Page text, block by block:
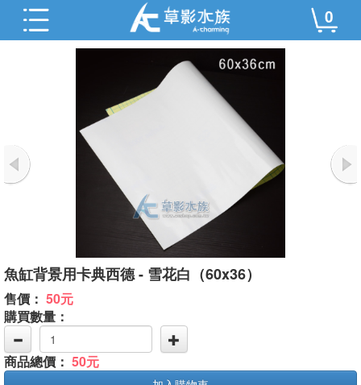
0
魚缸背景用卡典西德 - 雪花白（60x36）
售價： 50元
購買數量：
商品總價： 50元